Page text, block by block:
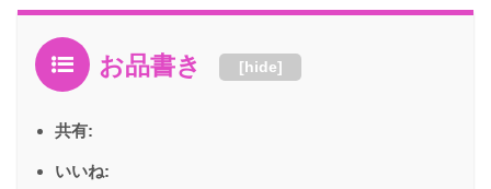
お品書き [hide]
共有:
いいね: